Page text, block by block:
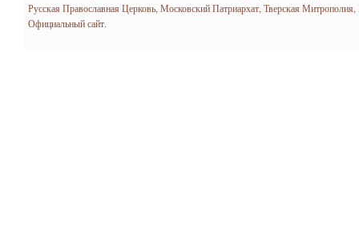
Русская Православная Церковь, Московский Патриархат, Тверская
Официальный сайт.